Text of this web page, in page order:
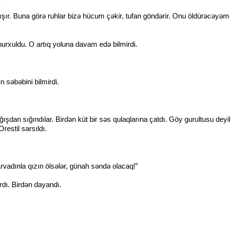
Buna görə ruhlar bizə hücum çəkir, tufan göndərir. Onu öldürəcəyəm
O artıq yoluna davam edə bilmirdi.
səbəbini bilmirdi.
sığındılar. Birdən küt bir səs qulaqlarına çatdı. Göy gurultusu deyil
sarsıldı.
qızın ölsələr, günah səndə olacaq!”
Birdən dayandı.